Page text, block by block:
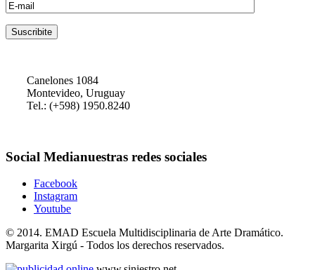
Canelones 1084
Montevideo, Uruguay
Tel.: (+598) 1950.8240
Social Medianuestras redes sociales
Facebook
Instagram
Youtube
© 2014. EMAD Escuela Multidisciplinaria de Arte Dramático.
Margarita Xirgú - Todos los derechos reservados.